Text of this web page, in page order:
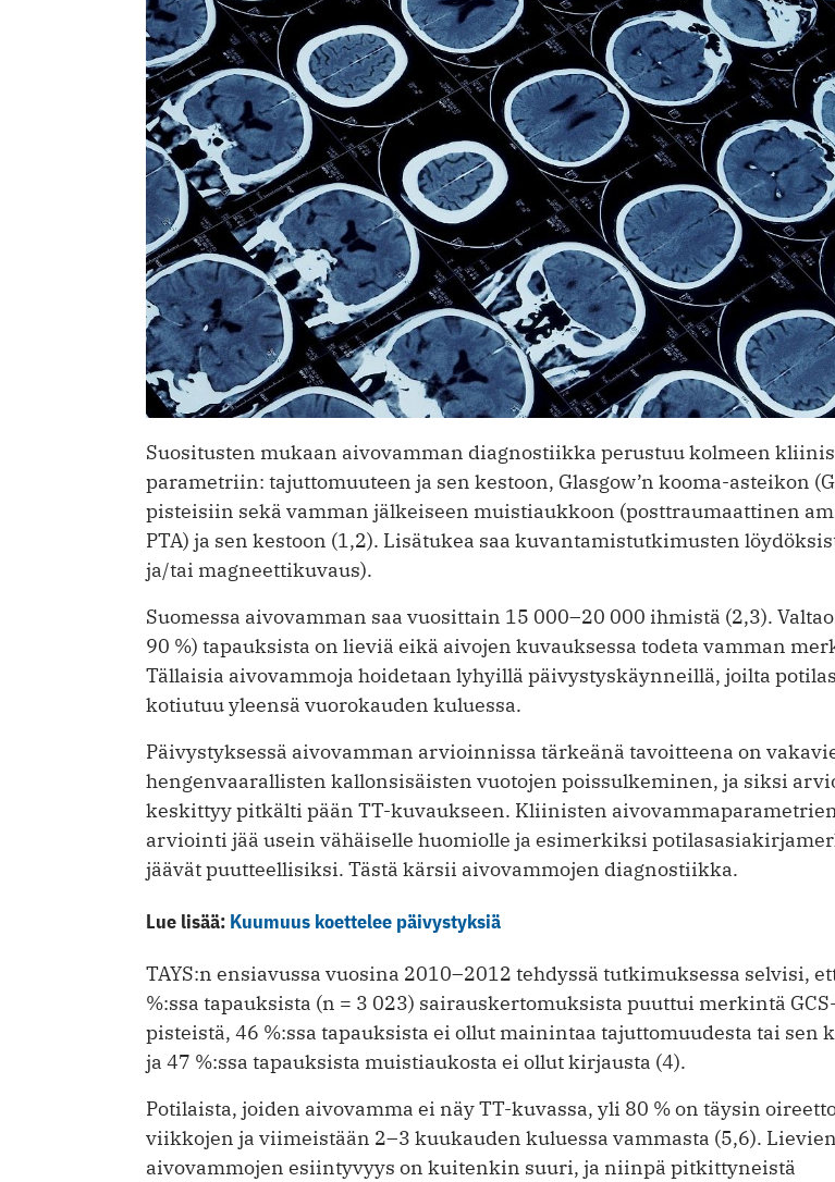
Suositusten mukaan aivovamman diagnostiikka perustuu kolmeen
parametriin: tajuttomuuteen ja sen kestoon, Glasgow’n kooma-asteikon
pisteisiin sekä vamman jälkeiseen muistiaukkoon (posttraumaattinen
PTA) ja sen kestoon (1,2). Lisätukea saa kuvantamistutkimusten
ja/tai magneettikuvaus).
Suomessa aivovamman saa vuosittain 15 000–20 000 ihmistä (2,3).
90 %) tapauksista on lieviä eikä aivojen ­kuvauksessa todeta vamman
Tällaisia aivovammoja hoidetaan lyhyillä päivystyskäynneillä, joilta potilas
kotiutuu yleensä vuorokauden kuluessa.
Päivystyksessä aivovamman arvioinnissa tärkeänä tavoitteena on
hengenvaarallisten kallonsisäisten vuotojen poissulkeminen, ja siksi
keskittyy pitkälti pään TT-kuvaukseen. Kliinisten
arviointi jää usein vähäiselle huomiolle ja esimerkiksi
jäävät puutteellisiksi. Tästä kärsii aivovammojen diagnostiikka.
Lue lisää: Kuumuus koettelee päivystyksiä
TAYS:n ensiavussa vuosina 2010–2012 tehdyssä tutkimuksessa selvisi,
%:ssa tapauksista (n = 3 023) sairauskertomuksista puuttui merkintä GCS-
pisteistä, 46 %:ssa tapauksista ei ollut mainintaa tajuttomuudesta tai sen
ja 47 %:ssa tapauksista muistiaukosta ei ollut kirjausta (4).
Potilaista, joiden aivovamma ei näy TT-kuvassa, yli 80 % on täysin
viikkojen ja viimeistään 2–3 kuukauden kuluessa vammasta (5,6). Lievien
aivovammojen esiintyvyys on kuitenkin suuri, ja niinpä pitkittyneistä